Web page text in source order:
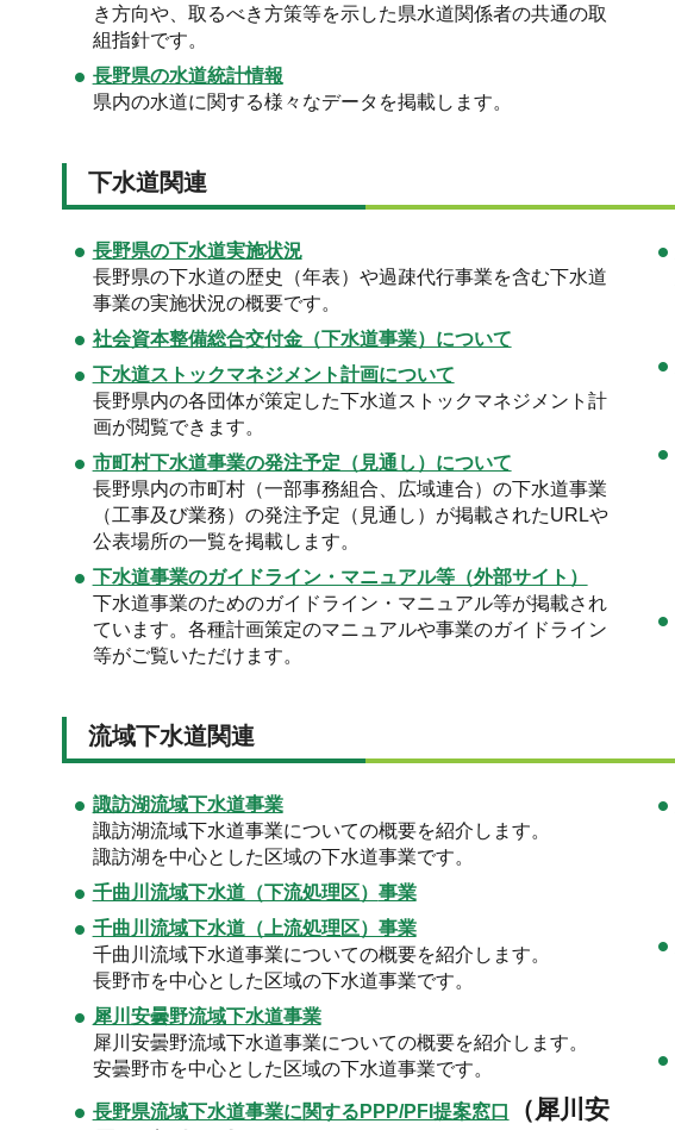
き方向や、取るべき方策等を示した県水道関係者の共通の取
組指針です。
長野県の水道統計情報
県内の水道に関する様々なデータを掲載します。
下水道関連
長野県の下水道実施状況
長野県の下水道の歴史（年表）や過疎代行事業を含む下水道
事業の実施状況の概要です。
社会資本整備総合交付金（下水道事業）について
下水道ストックマネジメント計画について
長野県内の各団体が策定した下水道ストックマネジメント計
画が閲覧できます。
市町村下水道事業の発注予定（見通し）について
長野県内の市町村（一部事務組合、広域連合）の下水道事業
（工事及び業務）の発注予定（見通し）が掲載されたURLや
公表場所の一覧を掲載します。
下水道事業のガイドライン・マニュアル等（外部サイト）
下水道事業のためのガイドライン・マニュアル等が掲載され
ています。各種計画策定のマニュアルや事業のガイドライン
等がご覧いただけます。
流域下水道関連
諏訪湖流域下水道事業
諏訪湖流域下水道事業についての概要を紹介します。
諏訪湖を中心とした区域の下水道事業です。
千曲川流域下水道（下流処理区） 事業
千曲川流域下水道（上流処理区）事業
千曲川流域下水道事業についての概要を紹介します。
長野市を中心とした区域の下水道事業です。
犀川安曇野流域下水道事業
犀川安曇野流域下水道事業についての概要を紹介します。
安曇野市を中心とした区域の下水道事業です。
長野県流域下水道事業に関するPPP/PFI提案窓口 （犀川安